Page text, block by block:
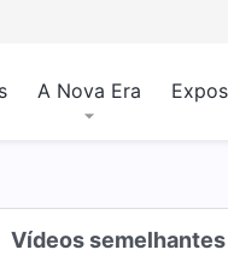
A Nova Era
Vídeos semelhantes
se